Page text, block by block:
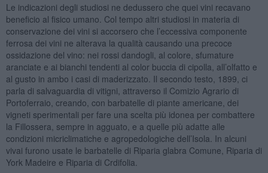
Le indicazioni degli studiosi ne dedussero che quei vini recavano
beneficio al fisico umano. Col tempo altri studiosi in materia di
conservazione dei vini si accorsero che l’eccessiva componente
ferrosa dei vini ne alterava la qualità causando una precoce
ossidazione del vino: nei rossi dandogli, al colore, sfumature
aranciate e ai bianchi tendenti al color buccia di cipolla, all’olfatto e
al gusto in ambo i casi di maderizzato. Il secondo testo, 1899, ci
parla di salvaguardia di vitigni, attraverso il Comizio Agrario di
Portoferraio, creando, con barbatelle di piante americane, dei
vigneti sperimentali per fare una scelta più idonea per combattere
la Fillossera, sempre in agguato, e a quelle più adatte alle
condizioni micriclimatiche e agropedologiche dell’Isola. In alcuni
vivai furono usate le barbatelle di Riparia glabra Comune, Riparia di
York Madeire e Riparia di Crdifolia.